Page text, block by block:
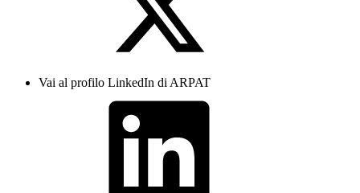
Vai al profilo LinkedIn di ARPAT